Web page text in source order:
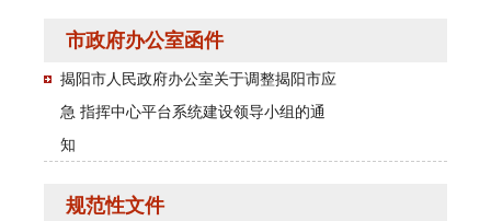
市政府办公室函件
揭阳市人民政府办公室关于调整揭阳市应
急 指挥中心平台系统建设领导小组的通
知
规范性文件